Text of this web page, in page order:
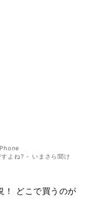
よね? - いまさら聞け
！ どこで買うのが